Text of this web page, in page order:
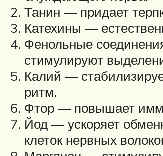
Танин — придает
Катехины —
Фенольные
стимулируют
Калий —
ритм.
Фтор — повышает
Йод — ускоряет
клеток нервных